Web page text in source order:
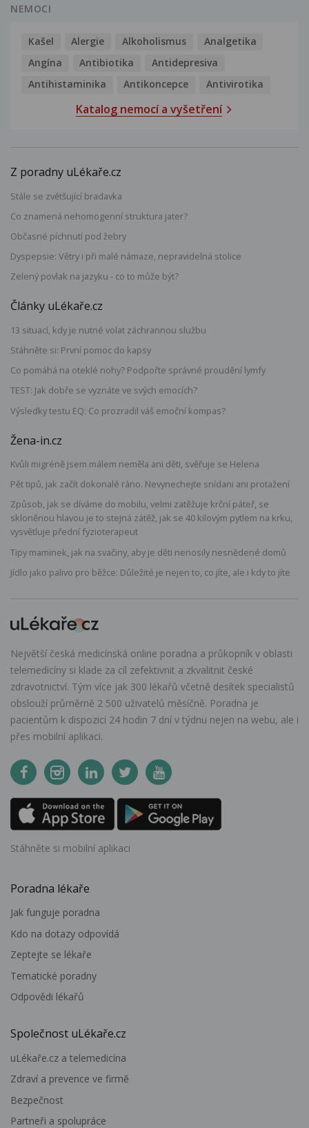
NEMOCI
Kašel Alergie Alkoholismus
Analgetika
Angína
Antibiotika
Antidepresiva
Antihistaminika
Antikoncepce Antivirotika
Katalog nemocí a vyšetření
Z poradny uLékaře.cz
Stále se zvětšující bradavka
Co znamená nehomogenní struktura jater?
Občasné píchnutí pod žebry
Dyspepsie: Větry i při malé námaze, nepravidelná stolice
Zelený povlak na jazyku - co to může být?
Články uLékaře.cz
13 situací, kdy je nutné volat záchrannou službu
Stáhněte si: První pomoc do kapsy
Co pomáhá na oteklé nohy? Podpořte správné proudění lymfy
TEST: Jak dobře se vyznáte ve svých emocích?
Výsledky testu EQ: Co prozradil váš emoční kompas?
Žena-in.cz
Kvůli migréně jsem málem neměla ani děti, svěřuje se Helena
Pět tipů, jak začít dokonalé ráno. Nevynechejte snídani ani protažení
Způsob, jak se díváme do mobilu, velmi zatěžuje krční páteř, se
skloněnou hlavou je to stejná zátěž, jak se 40 kilovým pytlem na krku,
vysvětluje přední fyzioterapeut
Tipy maminek, jak na svačiny, aby je děti nenosily nesnědené domů
Jídlo jako palivo pro běžce: Důležité je nejen to, co jíte, ale i kdy to jíte
Největší česká medicínská online poradna a průkopník v oblasti
telemedicíny si klade za cíl zefektivnit a zkvalitnit české
zdravotnictví. Tým více jak 300 lékařů včetně desítek specialistů
obslouží průměrně 2 500 uživatelů měsíčně. Poradna je
pacientům k dispozici 24 hodin 7 dní v týdnu nejen na webu, ale i
přes mobilní aplikaci.
Stáhněte si mobilní aplikaci
Poradna lékaře
Jak funguje poradna
Kdo na dotazy odpovídá
Zeptejte se lékaře
Tematické poradny
Odpovědi lékařů
Společnost uLékaře.cz
uLékaře.cz a telemedicína
Zdraví a prevence ve firmě
Bezpečnost
Partneři a spolupráce